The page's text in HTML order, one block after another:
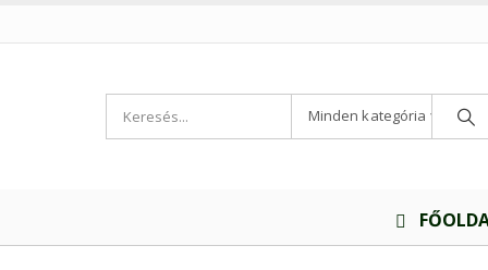
Minden kategória